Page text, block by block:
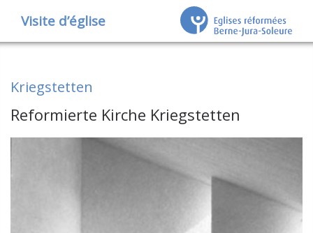
Visite d’église
Kriegstetten
Reformierte Kirche Kriegstetten